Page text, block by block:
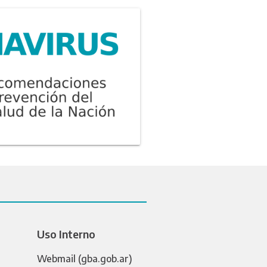
Uso Interno
Webmail (gba.gob.ar)